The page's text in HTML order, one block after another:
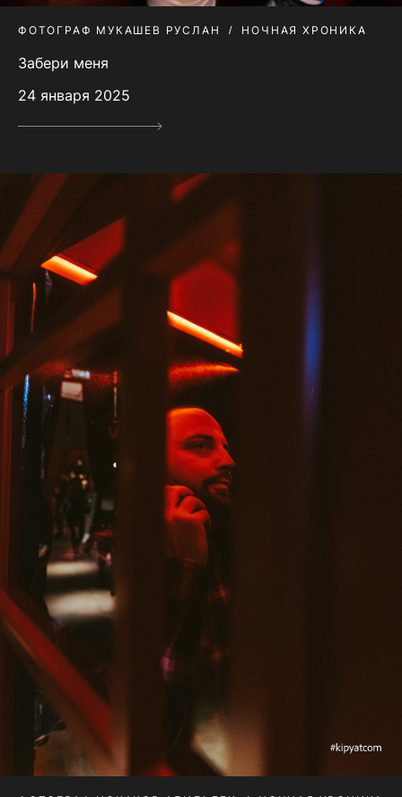
ФОТОГРАФ МУКАШЕВ РУСЛАН НОЧНАЯ ХРОНИКА
Забери меня
24 января 2025